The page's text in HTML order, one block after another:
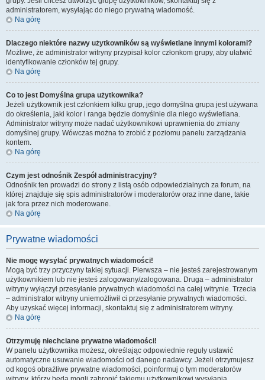
administratorem, wysyłając do niego prywatną wiadomość.
Na górę
Dlaczego niektóre nazwy użytkowników są wyświetlane innymi kolorami?
Możliwe, że administrator witryny przypisał kolor członkom grupy, aby ułatwić
identyfikowanie członków tej grupy.
Na górę
Co to jest Domyślna grupa użytkownika?
Jeżeli użytkownik jest członkiem kilku grup, jego domyślna grupa jest używana
do określenia, jaki kolor i ranga będzie domyślnie dla niego wyświetlana.
Administrator witryny może nadać użytkownikowi uprawnienia do zmiany
domyślnej grupy. Wówczas można to zrobić z poziomu panelu zarządzania
kontem.
Na górę
Czym jest odnośnik Zespół administracyjny?
Odnośnik ten prowadzi do strony z listą osób odpowiedzialnych za forum, na
której znajduje się spis administratorów i moderatorów oraz inne dane, takie
jak fora przez nich moderowane.
Na górę
Prywatne wiadomości
Nie mogę wysyłać prywatnych wiadomości!
Mogą być trzy przyczyny takiej sytuacji. Pierwsza – nie jesteś zarejestrowanym
użytkownikiem lub nie jesteś zalogowany/zalogowana. Druga – administrator
witryny wyłączył przesyłanie prywatnych wiadomości na całej witrynie. Trzecia
– administrator witryny uniemożliwił ci przesyłanie prywatnych wiadomości.
Aby uzyskać więcej informacji, skontaktuj się z administratorem witryny.
Na górę
Otrzymuję niechciane prywatne wiadomości!
W panelu użytkownika możesz, określając odpowiednie reguły ustawić
automatyczne usuwanie wiadomości od danego nadawcy. Jeżeli otrzymujesz
od kogoś obraźliwe prywatne wiadomości, poinformuj o tym moderatorów